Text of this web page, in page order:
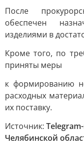
После
обеспечен
изделиями в
Кроме того, по
приняты меры
к формированию
расходных
их поставку.
Источник:
Челябинской